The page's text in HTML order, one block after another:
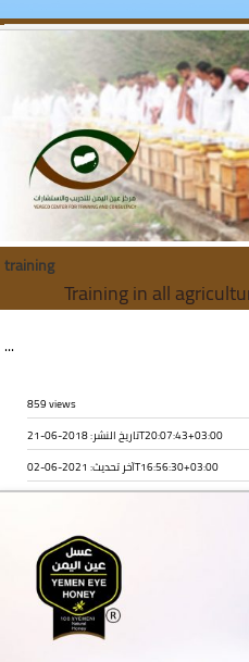
training
Training in all
...
859 views
تاريخ النشر: 2018-06-21T20:07:43+03:00
آخر تحديث:2021-06-02T16:56:30+03:00